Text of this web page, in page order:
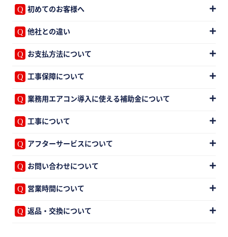
初めてのお客様へ
他社との違い
お支払方法について
工事保障について
業務用エアコン導入に使える補助金について
工事について
アフターサービスについて
お問い合わせについて
営業時間について
返品・交換について